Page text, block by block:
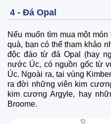
4 - Đá Opal
Nếu muốn tìm mua một
quà, bạn có thể tham khảo
độc đáo từ đá Opal (hay
nước Úc, có nguồn gốc từ
Úc. Ngoài ra, tại vùng
ra đời những viên kim
kim cương Argyle, hay
Broome.